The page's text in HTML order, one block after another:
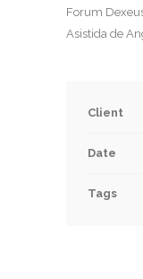
Forum
Asistida de
Client
Date
Tags